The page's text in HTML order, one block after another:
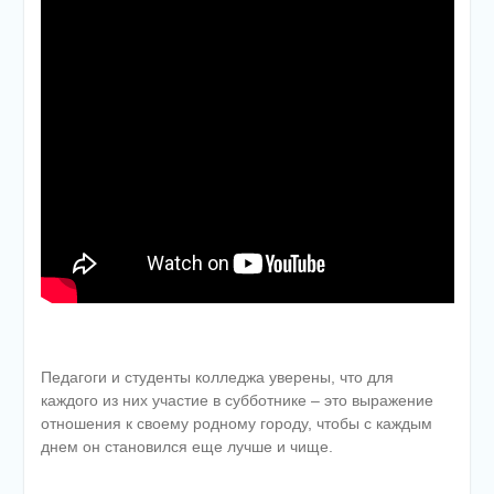
Педагоги и студенты колледжа уверены, что для
каждого из них участие в субботнике – это выражение
отношения к своему родному городу, чтобы с каждым
днем он становился еще лучше и чище.